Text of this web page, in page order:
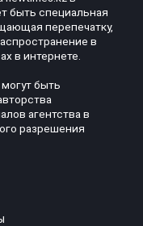
быть специальная
перепечатку,
в
в интернете.
быть
агентства в
разрешения